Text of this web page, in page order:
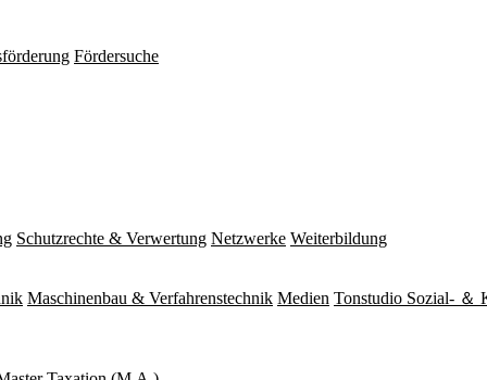
Fördersuche
Schutzrechte & Verwertung Netzwerke Weiterbildung
Maschinenbau & Verfahrenstechnik Medien Tonstudio Sozial- ＆